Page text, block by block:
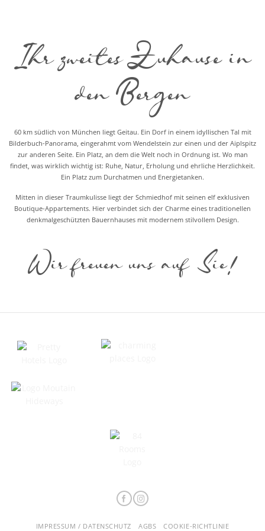
Ihr zweitesZuhause in
den Bergen
60 km südlich von München liegt Geitau. Ein Dorf in einem idyllischen Tal mit
Bilderbuch-Panorama, eingerahmt vom Wendelstein zur einen und der Aiplspitz
zur anderen Seite. Ein Platz, an dem die Welt noch in Ordnung ist. Wo man
findet, was wirklich wichtig ist: Ruhe, Natur, Erholung und ehrliche Herzlichkeit.
Ein Platz zum Durchatmen und Energietanken.
Mitten in dieser Traumkulisse liegt der Schmiedhof mit seinen elf exklusiven
Boutique-Appartements. Hier verbindet sich der Charme eines traditionellen
denkmalgeschützten Bauernhauses mit modernem stilvollem Design.
Wir freuen uns auf Sie!
IMPRESSUM / DATENSCHUTZ AGBS COOKIE-RICHTLINIE